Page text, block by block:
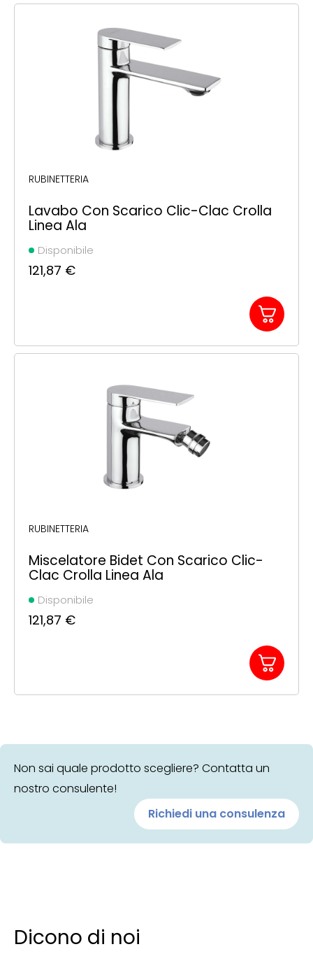
RUBINETTERIA
Lavabo Con Scarico Clic-Clac Crolla
Linea Ala
Disponibile
121,87 €
RUBINETTERIA
Miscelatore Bidet Con Scarico Clic-
Clac Crolla Linea Ala
Disponibile
121,87 €
Non sai quale prodotto scegliere? Contatta un
nostro consulente!
Richiedi una consulenza
Dicono di noi